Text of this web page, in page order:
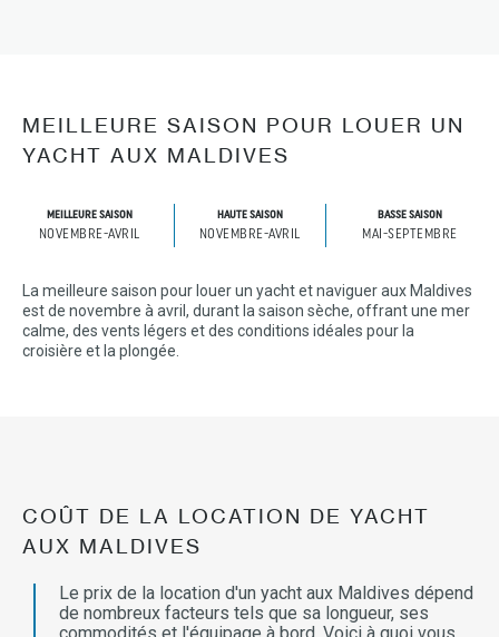
MEILLEURE SAISON POUR LOUER UN
YACHT AUX MALDIVES
MEILLEURE SAISON
NOVEMBRE-AVRIL
HAUTE SAISON
NOVEMBRE-AVRIL
BASSE SAISON
MAI-SEPTEMBRE
La meilleure saison pour louer un yacht et naviguer aux Maldives
est de novembre à avril, durant la saison sèche, offrant une mer
calme, des vents légers et des conditions idéales pour la
croisière et la plongée.
COÛT DE LA LOCATION DE YACHT
AUX MALDIVES
Le prix de la location d'un yacht aux Maldives dépend
de nombreux facteurs tels que sa longueur, ses